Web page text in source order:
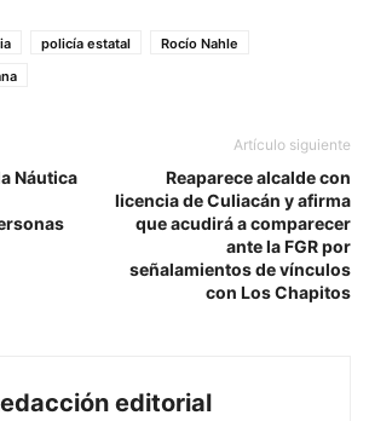
policía estatal
Rocío Nahle
Náutica
Artículo siguiente
Reaparece alcalde con
licencia de Culiacán y afirma
que acudirá a comparecer
ante la FGR por
señalamientos de vínculos
con Los Chapitos
editorial